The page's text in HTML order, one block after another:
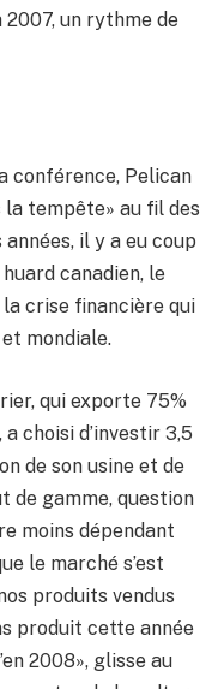
2007, un rythme de
conférence, Pelican
la tempête» au fil des
il y a eu coup
canadien, le
crise financière qui
mondiale.
qui exporte 75%
choisi d’investir 3,5
de son usine et de
de gamme, question
moins dépendant
le marché s’est
produits vendus
produit cette année
2008», glisse au